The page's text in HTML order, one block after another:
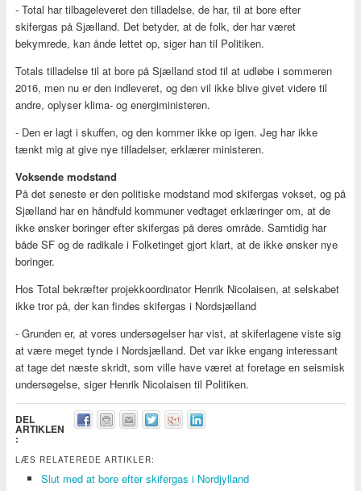
- Total har tilbageleveret den tilladelse, de har, til at bore efter
skifergas på Sjælland. Det betyder, at de folk, der har været
bekymrede, kan ånde lettet op, siger han til Politiken.
Totals tilladelse til at bore på Sjælland stod til at udløbe i sommeren
2016, men nu er den indleveret, og den vil ikke blive givet videre til
andre, oplyser klima- og energiministeren.
- Den er lagt i skuffen, og den kommer ikke op igen. Jeg har ikke
tænkt mig at give nye tilladelser, erklærer ministeren.
Voksende modstand
På det seneste er den politiske modstand mod skifergas vokset, og på
Sjælland har en håndfuld kommuner vedtaget erklæringer om, at de
ikke ønsker boringer efter skifergas på deres område. Samtidig har
både SF og de radikale i Folketinget gjort klart, at de ikke ønsker nye
boringer.
Hos Total bekræfter projekkoordinator Henrik Nicolaisen, at selskabet
ikke tror på, der kan findes skifergas i Nordsjælland
- Grunden er, at vores undersøgelser har vist, at skiferlagene viste sig
at være meget tynde i Nordsjælland. Det var ikke engang interessant
at tage det næste skridt, som ville have været at foretage en seismisk
undersøgelse, siger Henrik Nicolaisen til Politiken.
DEL
ARTIKLEN
:
LÆS RELATEREDE ARTIKLER:
Slut med at bore efter skifergas i Nordjylland